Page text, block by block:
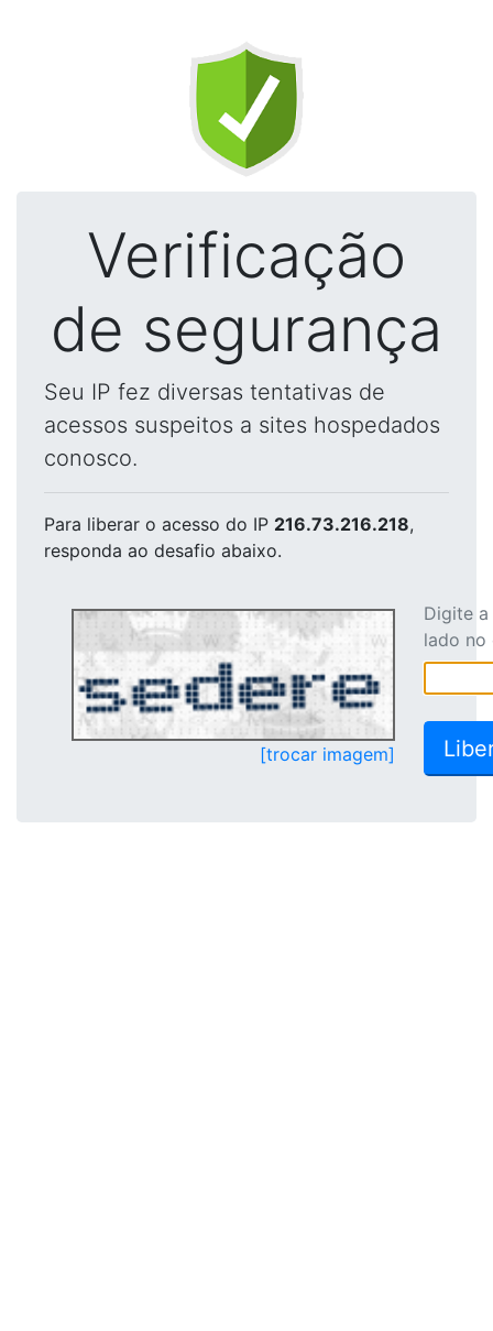
Verificação
de segurança
Seu IP fez diversas tentativas de
acessos suspeitos a sites hospedados
conosco.
Para liberar o acesso do IP 216.73.216.218,
responda ao desafio abaixo.
[trocar imagem]
Digite
lado no